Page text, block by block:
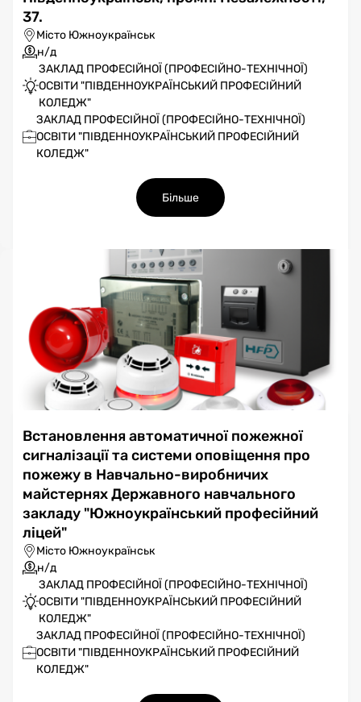
37.
Місто Южноукраїнськ
н/д
ЗАКЛАД ПРОФЕСІЙНОЇ (ПРОФЕСІЙНО-ТЕХНІЧНОЇ)
ОСВІТИ "ПІВДЕННОУКРАЇНСЬКИЙ ПРОФЕСІЙНИЙ
КОЛЕДЖ"
ЗАКЛАД ПРОФЕСІЙНОЇ (ПРОФЕСІЙНО-ТЕХНІЧНОЇ)
ОСВІТИ "ПІВДЕННОУКРАЇНСЬКИЙ ПРОФЕСІЙНИЙ
КОЛЕДЖ"
Більше
Встановлення автоматичної пожежної
сигналізації та системи оповіщення про
пожежу в Навчально-виробничих
майстернях Державного навчального
закладу "Южноукраїнський професійний
ліцей"
Місто Южноукраїнськ
н/д
ЗАКЛАД ПРОФЕСІЙНОЇ (ПРОФЕСІЙНО-ТЕХНІЧНОЇ)
ОСВІТИ "ПІВДЕННОУКРАЇНСЬКИЙ ПРОФЕСІЙНИЙ
КОЛЕДЖ"
ЗАКЛАД ПРОФЕСІЙНОЇ (ПРОФЕСІЙНО-ТЕХНІЧНОЇ)
ОСВІТИ "ПІВДЕННОУКРАЇНСЬКИЙ ПРОФЕСІЙНИЙ
КОЛЕДЖ"